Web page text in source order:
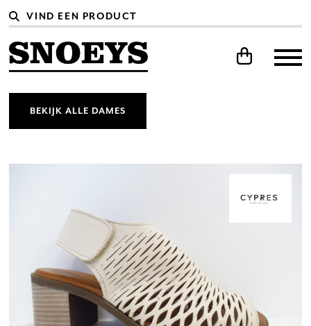
BEKIJK ALLE DAMES